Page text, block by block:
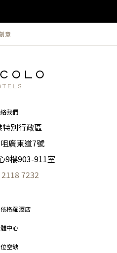
意
我們
別行政區
廣東道7號
9樓903-911室
7232
格羅酒店
中心
空缺